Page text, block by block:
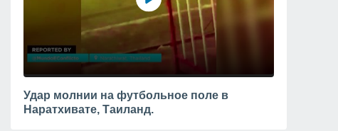
Удар молнии на футбольное поле в
Наратхивате, Таиланд.